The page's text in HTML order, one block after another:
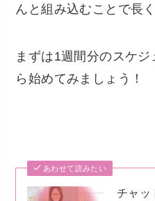
んと組み込むことで長
まずは1週間分のスケ
ら始めてみましょう！
あわせて読みたい
チャッ